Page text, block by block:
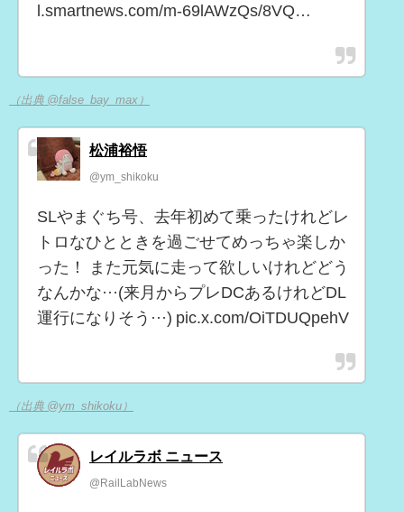
l.smartnews.com/m-69lAWzQs/8VQ…
（出典 @false_bay_max）
松浦裕悟
@ym_shikoku
SLやまぐち号、去年初めて乗ったけれどレ
トロなひとときを過ごせてめっちゃ楽しか
った！ また元気に走って欲しいけれどどう
なんかな···(来月からプレDCあるけれどDL
運行になりそう···) pic.x.com/OiTDUQpehV
（出典 @ym_shikoku）
レイルラボ ニュース
@RailLabNews